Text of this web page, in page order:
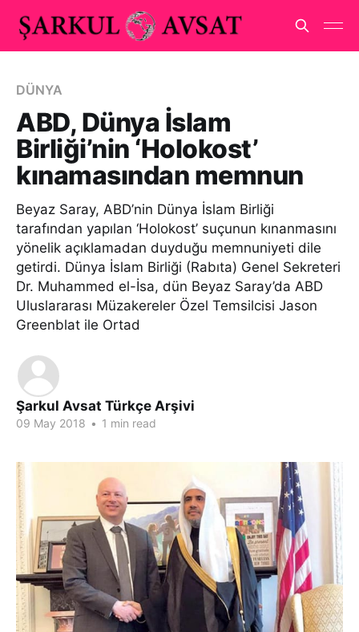
DÜNYA
ABD, Dünya İslam
Birliği’nin ‘Holokost’
kınamasından memnun
Beyaz Saray, ABD’nin Dünya İslam Birliği
tarafından yapılan ‘Holokost’ suçunun kınanmasını
yönelik açıklamadan duyduğu memnuniyeti dile
getirdi. Dünya İslam Birliği (Rabıta) Genel Sekreteri
Dr. Muhammed el-İsa, dün Beyaz Saray’da ABD
Uluslararası Müzakereler Özel Temsilcisi Jason
Greenblat ile Ortad
Şarkul Avsat Türkçe Arşivi
09 May 2018 • 1 min read